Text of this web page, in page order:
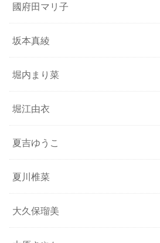
國府田マリ子
坂本真綾
堀内まり菜
堀江由衣
夏吉ゆうこ
夏川椎菜
大久保瑠美